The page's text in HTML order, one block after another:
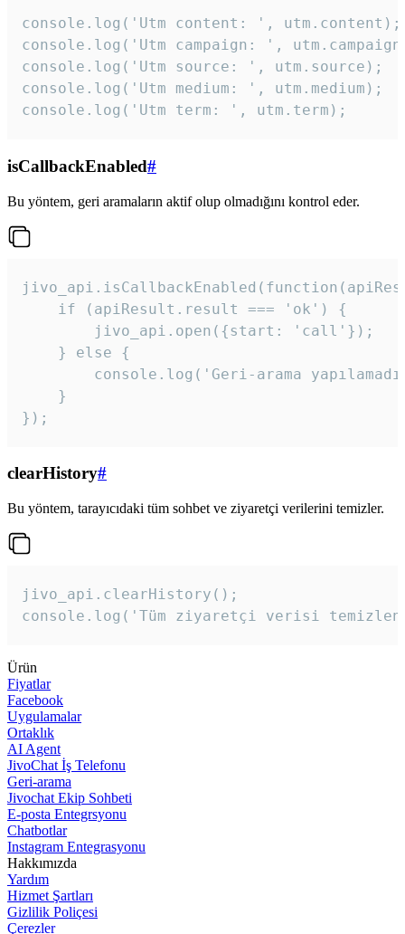
console.log('Utm content: ', utm.content);
console.log('Utm campaign: ',
console.log('Utm source: ', utm.source);
console.log('Utm medium: ', utm.medium);
console.log('Utm term: ', utm.term);
isCallbackEnabled#
Bu yöntem, geri aramaların aktif olup olmadığını kontrol eder.
    if (apiResult.result === 'ok') {
        jivo_api.open({start: 'call'});
    } else {
console.log('Geri-arama
    }
});
clearHistory#
Bu yöntem, tarayıcıdaki tüm sohbet ve ziyaretçi verilerini temizler.
jivo_api.clearHistory();
console.log('Tüm ziyaretçi verisi
Ürün
Fiyatlar
Facebook
Uygulamalar
Ortaklık
AI Agent
JivoChat İş Telefonu
Geri-arama
Jivochat Ekip Sohbeti
E-posta Entegrsyonu
Chatbotlar
Instagram Entegrasyonu
Hakkımızda
Yardım
Hizmet Şartları
Gizlilik Poliçesi
Çerezler